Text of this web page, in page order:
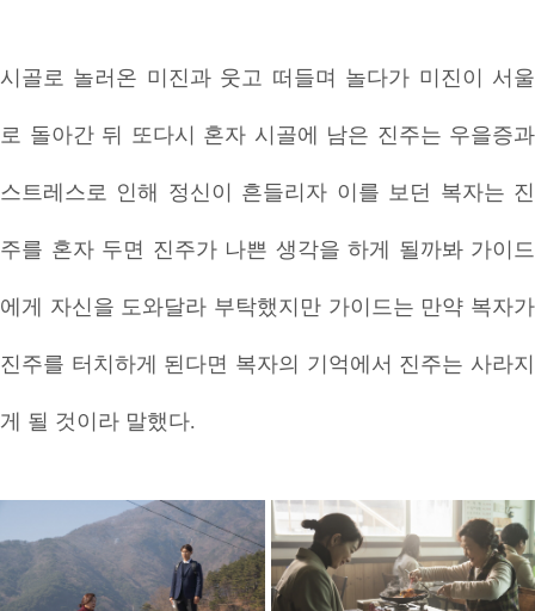
시골로 놀러온 미진과 웃고 떠들며 놀다가 미진이 서울
로 돌아간 뒤 또다시 혼자 시골에 남은 진주는 우을증과
스트레스로 인해 정신이 흔들리자 이를 보던 복자는 진
주를 혼자 두면 진주가 나쁜 생각을 하게 될까봐 가이드
에게 자신을 도와달라 부탁했지만 가이드는 만약 복자가
진주를 터치하게 된다면 복자의 기억에서 진주는 사라지
게 될 것이라 말했다.